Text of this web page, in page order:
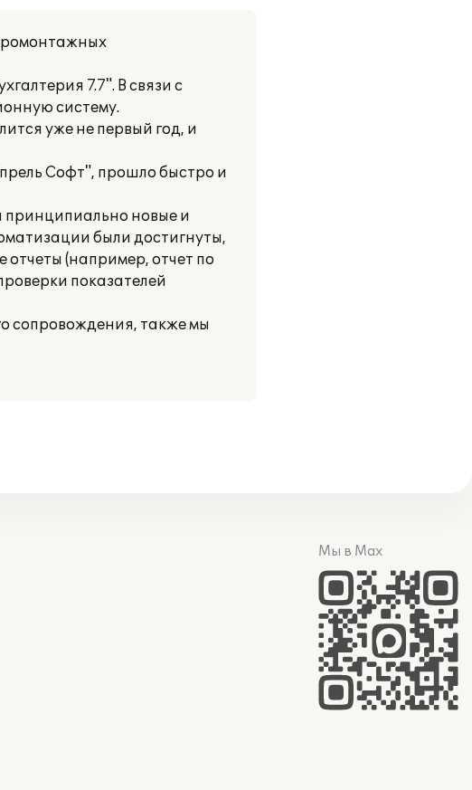
7.7". В связи с
систему.
уже не первый год, и
Софт", прошло быстро и
принципиально новые и
были достигнуты,
(например, отчет по
показателей
сопровождения, также мы
Мы в Max